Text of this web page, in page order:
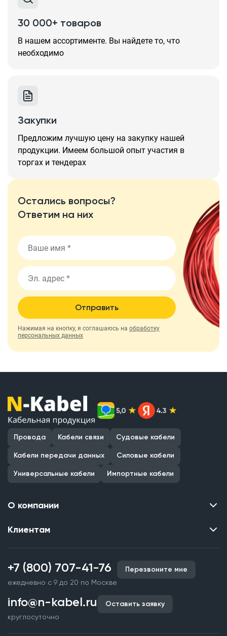
30 000+ товаров
В нашем ассортименте. Вы найдете то, что
необходимо
Закупки
Предложим лучшую цену на закупку нашей
продукции. Имеем большой опыт участия в
торгах и тендерах
Остались вопросы?
Ответим на них
Отправить
Нажимая на кнопку, я соглашаюсь на обработку
персональных данных
Провода Кабели связи Судовые кабели
Кабели передачи данных Силовые кабели
Универсальные кабели Импортные кабели
О компании
Контакты
Наши объекты
Партнерство
Документы и реквизиты
Клиентам
Производство кабельной продукции
Срочное изготовление
Оплата и доставка
Гарантия качества
+7 (800) 707-41-76
ежедневно с 9 до 20 по Москве
Перезвоните мне
info@n-kabel.ru
круглосуточно
Оставить заявку